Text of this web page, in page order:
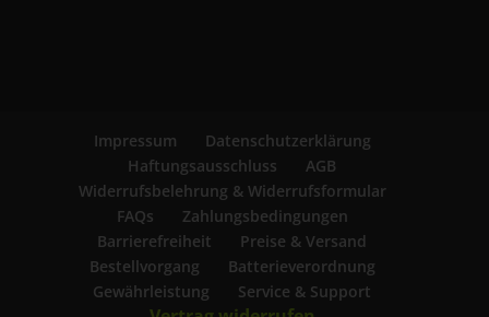
Impressum
Datenschutzerklärung
Haftungsausschluss
AGB
Widerrufsbelehrung & Widerrufsformular
FAQs
Zahlungsbedingungen
Barrierefreiheit
Preise & Versand
Bestellvorgang
Batterieverordnung
Gewährleistung
Service & Support